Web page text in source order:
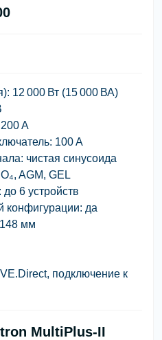
12 000 Вт (15 000 ВА)
200 А
100 А
чистая синусоида
AGM, GEL
до 6 устройств
конфигурации: да
мм
подключение к
MultiPlus-II